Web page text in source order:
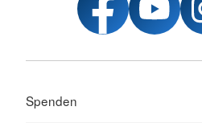
Spenden